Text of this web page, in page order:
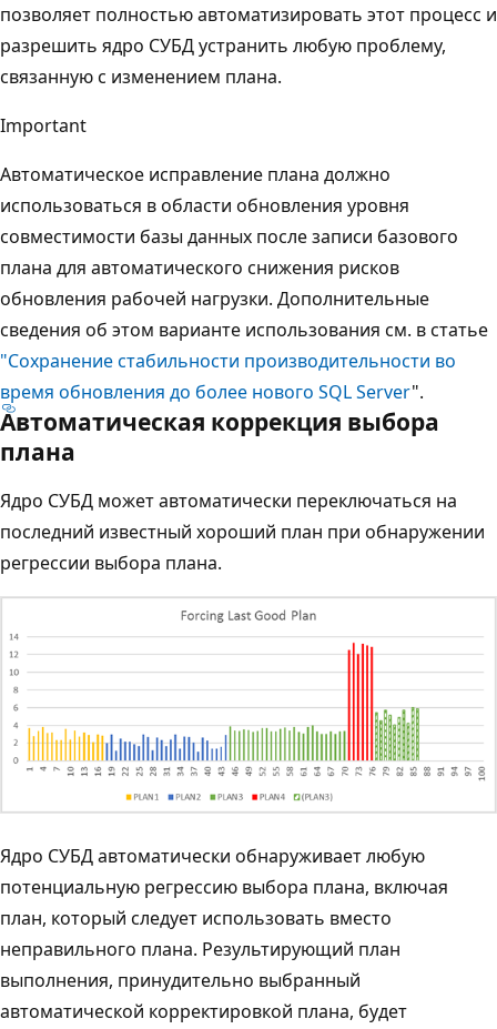
позволяет полностью автоматизировать этот процесс и
разрешить ядро СУБД устранить любую проблему,
связанную с изменением плана.
Important
Автоматическое исправление плана должно
использоваться в области обновления уровня
совместимости базы данных после записи базового
плана для автоматического снижения рисков
обновления рабочей нагрузки. Дополнительные
сведения об этом варианте использования см. в статье
"Сохранение стабильности производительности во
время обновления до более нового SQL Server".
Автоматическая коррекция выбора
плана
Ядро СУБД может автоматически переключаться на
последний известный хороший план при обнаружении
регрессии выбора плана.
Ядро СУБД автоматически обнаруживает любую
потенциальную регрессию выбора плана, включая
план, который следует использовать вместо
неправильного плана. Результирующий план
выполнения, принудительно выбранный
автоматической корректировкой плана, будет